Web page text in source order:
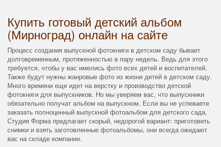
Купить готовый детский альбом
(Мирноград) онлайн на сайте
Процесс создания выпускной фотокниги в детском саду бывает
долговременным, протяженностью в пару недель. Ведь для этого
требуется, чтобы у вас имелись фото всех детей и воспитателей.
Также будут нужны жанровые фото из жизни детей в детском саду.
Много времени еще идет на верстку и производство детской
фотокниги для выпускников. Но мы уверяем вас, что выпускники
обязательно получат альбом на выпускном. Если вы не успеваете
заказать полноценный выпускной фотоальбом для детского сада,
Студия Форма предлагает скорый, недорогой вариант: приготовить
снимки и взять заготовленные фотоальбомы, они всегда ожидают
вас на складе компании.